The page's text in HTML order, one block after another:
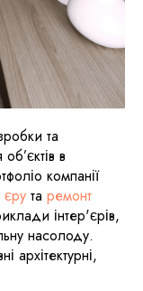
та
в
компанії
єру та ремонт
інтер'єрів,
насолоду.
архітектурні,